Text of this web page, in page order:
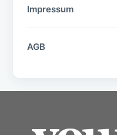
Impressum
AGB